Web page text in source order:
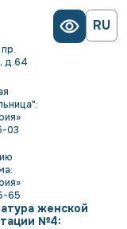
RU
д.64
03
65
женской
№4: